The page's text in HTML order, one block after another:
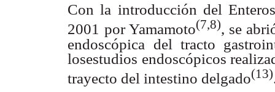
Con la introducción del
2001 por Yamamoto(7,8), se
endoscópica del tracto
losestudios endoscópicos
trayecto del intestino delgado(13)